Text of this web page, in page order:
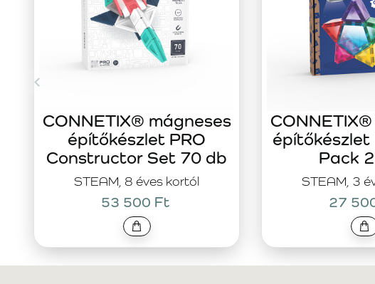
STEAM, 8 éves kortól
CONNETIX® mágneses
építőkészlet PRO
Constructor Set 70 db
53 500 Ft
STEAM, 3
Pack
27